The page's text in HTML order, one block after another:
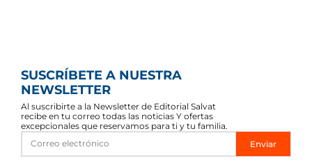
SUSCRÍBETE A NUESTRA
NEWSLETTER
Al suscribirte a la Newsletter de Editorial Salvat
recibe en tu correo todas las noticias Y ofertas
excepcionales que reservamos para ti y tu familia.
Enviar